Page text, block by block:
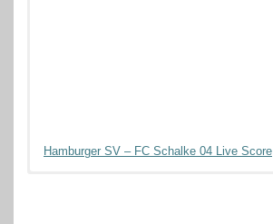
Hamburger SV – FC Schalke 04 Live Score